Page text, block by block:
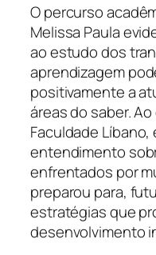
O percurso
Melissa Paula
ao estudo dos
aprendizagem
positivamente a
áreas do saber.
Faculdade
entendimento
enfrentados por
preparou para,
estratégias que
desenvolvimento